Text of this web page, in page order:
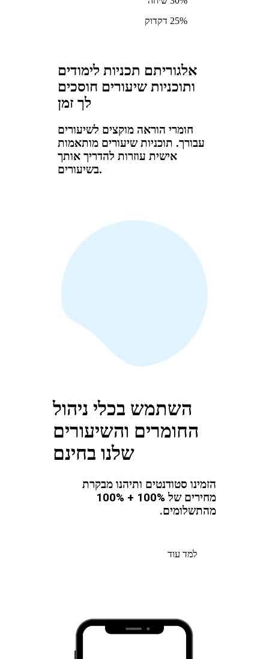
25% דקדוק
אלגוריתם תכניות לימודים
ותוכניות שיעורים חוסכים
לך זמן
חומרי הוראה מוקצים לשיעורים
עבורך. תוכניות שיעורים מותאמות
אישית עוזרות להדריך אותך
בשיעורים.
השתמש בכלי ניהול
החומרים והשיעורים
שלנו בחינם
הזמינו סטודנטים ותיהנו מבקרת
מחירים של 100% + 100%
מהתשלומים.
למד עוד